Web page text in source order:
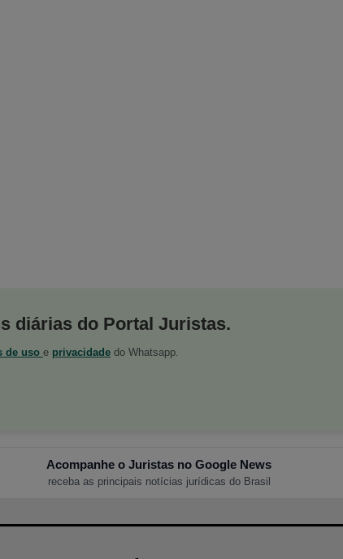
diárias do Portal Juristas.
de uso e privacidade do Whatsapp.
Acompanhe o Juristas no Google News
receba as principais notícias jurídicas do Brasil